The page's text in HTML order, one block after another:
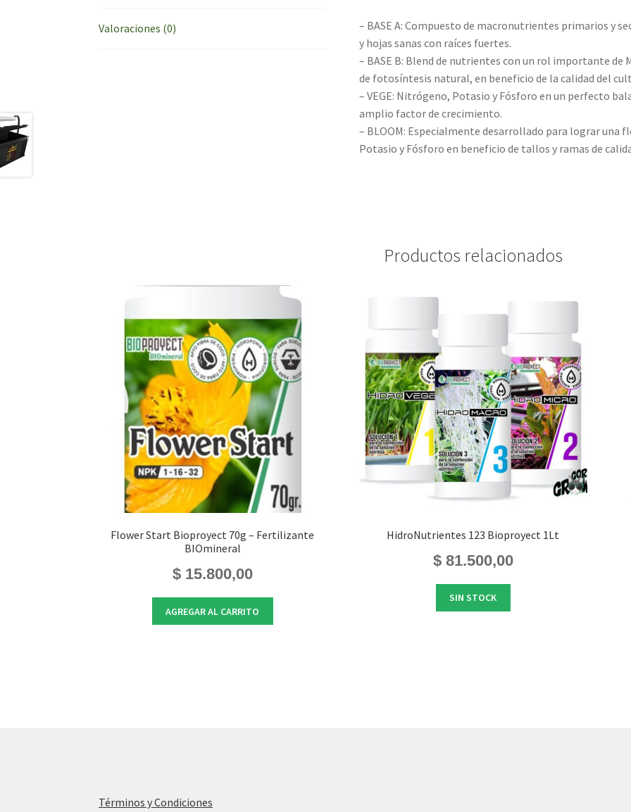
Valoraciones (0)
– BASE A: Compuesto de macronutrientes primarios y
y hojas sanas con raíces fuertes.
– BASE B: Blend de nutrientes con un rol importante de
de fotosíntesis natural, en beneficio de la calidad del
– VEGE: Nitrógeno, Potasio y Fósforo en un perfecto
amplio factor de crecimiento.
– BLOOM: Especialmente desarrollado para lograr una
Potasio y Fósforo en beneficio de tallos y ramas de
Productos relacionados
Flower Start Bioproyect 70g – Fertilizante
BIOmineral
$15.800,00
AGREGAR AL CARRITO
HidroNutrientes 123 Bioproyect 1Lt
$81.500,00
SIN STOCK
Términos y Condiciones